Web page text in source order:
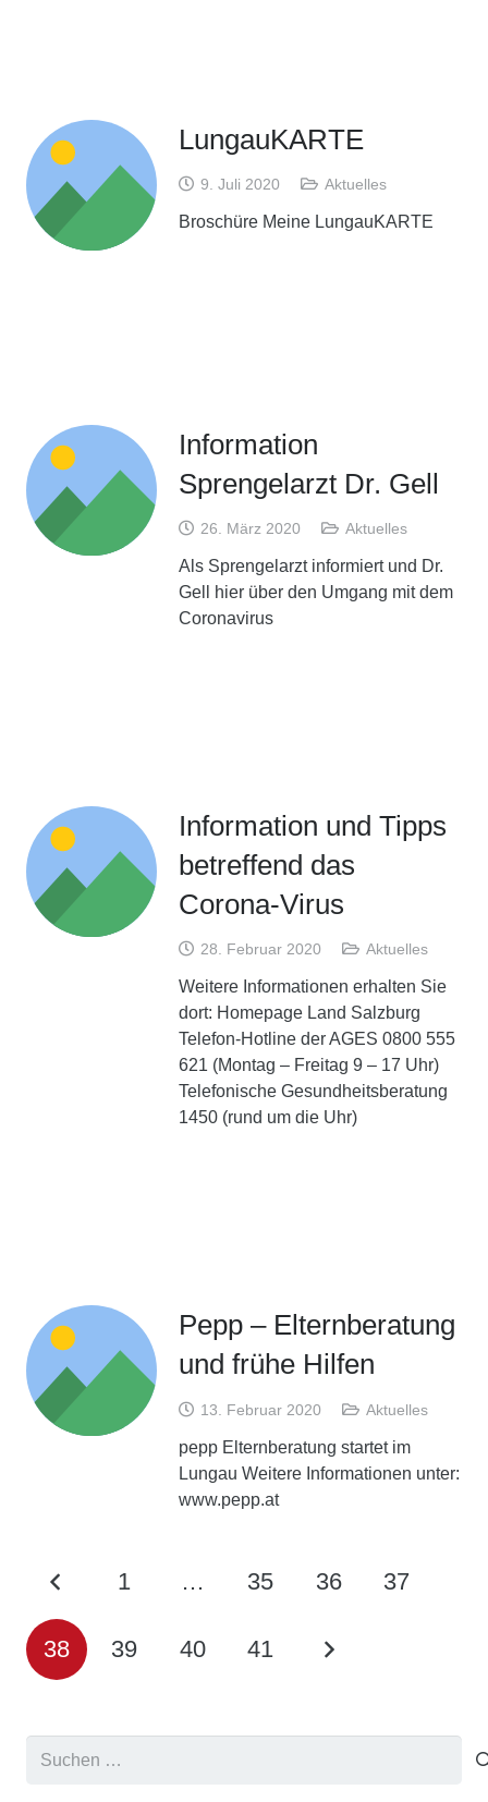
LungauKARTE
9. Juli 2020 Aktuelles
Broschüre Meine LungauKARTE
Information
Sprengelarzt Dr. Gell
26. März 2020 Aktuelles
Als Sprengelarzt informiert und Dr.
Gell hier über den Umgang mit dem
Coronavirus
Information und Tipps
betreffend das
Corona-Virus
28. Februar 2020 Aktuelles
Weitere Informationen erhalten Sie
dort: Homepage Land Salzburg
Telefon-Hotline der AGES 0800 555
621 (Montag – Freitag 9 – 17 Uhr)
Telefonische Gesundheitsberatung
1450 (rund um die Uhr)
Pepp – Elternberatung
und frühe Hilfen
13. Februar 2020 Aktuelles
pepp Elternberatung startet im
Lungau Weitere Informationen unter:
www.pepp.at
1 … 35 36 37
38 39 40 41